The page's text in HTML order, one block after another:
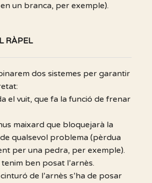
un branca, per exemple).
RÀPEL
dos sistemes per garantir
el vuit, que fa la funció de frenar
maixard que bloquejarà la
qualsevol problema (pèrdua
per una pedra, per exemple).
ben posat l’arnès.
de l’arnès s’ha de posar